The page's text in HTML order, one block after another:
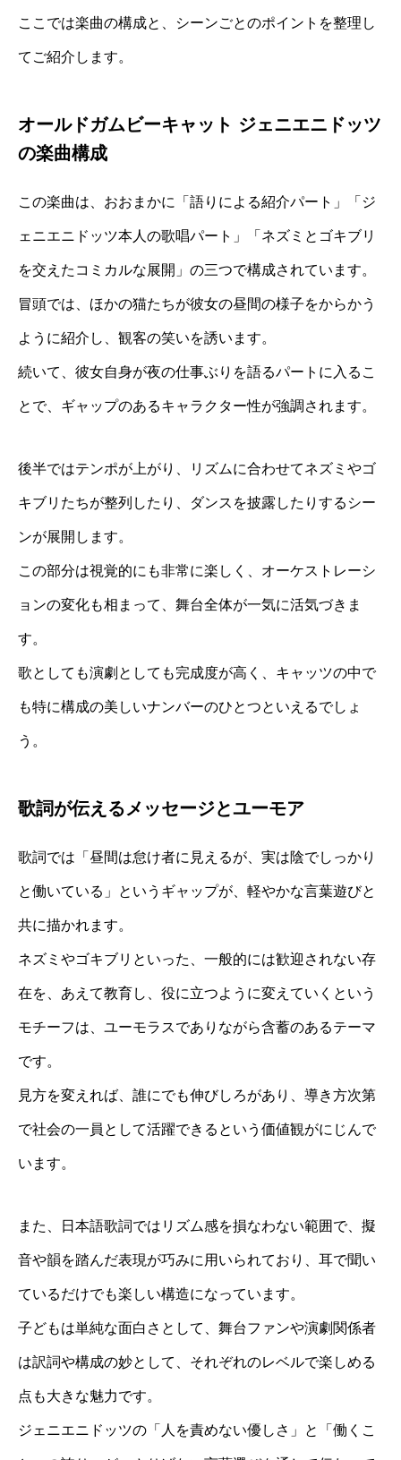
ここでは楽曲の構成と、シーンごとのポイントを整理し
てご紹介します。
オールドガムビーキャット ジェニエニドッツ
の楽曲構成
この楽曲は、おおまかに「語りによる紹介パート」「ジ
ェニエニドッツ本人の歌唱パート」「ネズミとゴキブリ
を交えたコミカルな展開」の三つで構成されています。
冒頭では、ほかの猫たちが彼女の昼間の様子をからかう
ように紹介し、観客の笑いを誘います。
続いて、彼女自身が夜の仕事ぶりを語るパートに入るこ
とで、ギャップのあるキャラクター性が強調されます。
後半ではテンポが上がり、リズムに合わせてネズミやゴ
キブリたちが整列したり、ダンスを披露したりするシー
ンが展開します。
この部分は視覚的にも非常に楽しく、オーケストレーシ
ョンの変化も相まって、舞台全体が一気に活気づきま
す。
歌としても演劇としても完成度が高く、キャッツの中で
も特に構成の美しいナンバーのひとつといえるでしょ
う。
歌詞が伝えるメッセージとユーモア
歌詞では「昼間は怠け者に見えるが、実は陰でしっかり
と働いている」というギャップが、軽やかな言葉遊びと
共に描かれます。
ネズミやゴキブリといった、一般的には歓迎されない存
在を、あえて教育し、役に立つように変えていくという
モチーフは、ユーモラスでありながら含蓄のあるテーマ
です。
見方を変えれば、誰にでも伸びしろがあり、導き方次第
で社会の一員として活躍できるという価値観がにじんで
います。
また、日本語歌詞ではリズム感を損なわない範囲で、擬
音や韻を踏んだ表現が巧みに用いられており、耳で聞い
ているだけでも楽しい構造になっています。
子どもは単純な面白さとして、舞台ファンや演劇関係者
は訳詞や構成の妙として、それぞれのレベルで楽しめる
点も大きな魅力です。
ジェニエニドッツの「人を責めない優しさ」と「働くこ